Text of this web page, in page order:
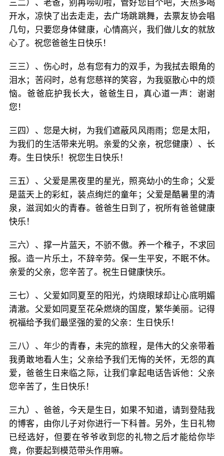
三二）、老爸，别再唠叨啦，管好您自个吧，天热多喝
开水，凉快了出去走走，去广场跳跳舞，去票友协会唱
几句，只要您身体健康，心情高兴，我们做儿女的就放
心了。祝您爸爸生日快乐！
三三）、伤心时，总有您有力的双手，为我拭去眼角的
泪水；苦闷时，总有您慈祥的笑容，为我驱散心中的烦
恼。爸爸庇护我长大，爸爸生日，真心道一声：谢谢
您！
三四）、您是大树，为我们遮蔽风风雨雨；您是太阳，
为我们的生活带来光明。亲爱的父亲，祝您健康）、长
寿。生日快乐！祝您生日快乐！
三五）、父爱是黑夜里的星光，照亮幼小的生命；父爱
是蓝天上的彩虹，装点绚烂的童年；父爱是酷暑里的清
泉，滋润如火的青春。爸爸生日到了，祝所有爸爸健康
快乐！
三六）、撑一片蓝天，不骄不傲。养一个稚子，不求回
报。造一片乐土，不辞辛劳。保一生平安，不眠不休。
亲爱的父亲，您辛苦了。祝生日健康快乐。
三七）、父爱如同夏至的阳光，灼烧眼球却让心底明媚
清澈。父爱如同夏至花朵燃烧的国度，繁华美丽。记得
祝福给予我们最坚强的爱的父亲：生日快乐！
三八）、年少的青春，未完的旅程，是伟大的父亲带着
我勇敢地看人生；父亲给予我们无悔的关怀，无怨的真
爱，爸爸生日来临之际，让我们拿起电话告诉他：父亲
您辛苦了，生日快乐！
三九）、爸爸，今天是生日，如果不知道，请到登陆我
的博客，由你儿子对你进行一下科普。另外，生日礼物
已经选好，但要在爷爷收到您的礼物之后才能给你毕
竟，你要起到模范带头作用嘛。